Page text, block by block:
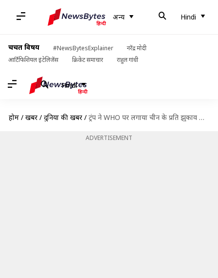
अन्य Hindi
चर्चित विषय #NewsBytesExplainer
नरेंद्र मोदी
आर्टिफिशियल इंटेलिजेंस
क्रिकेट समाचार राहुल गांधी
Hindi
होम / खबरें / दुनिया की खबरें / ट्रंप ने WHO पर लगाया चीन के प्रति झुकाव का आरोप, फंडिग रोकने की दी धमकी
ADVERTISEMENT